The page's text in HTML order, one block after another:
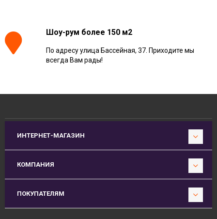
Шоу-рум более 150 м2
По адресу улица Бассейная, 37. Приходите мы
всегда Вам рады!
ИНТЕРНЕТ-МАГАЗИН
КОМПАНИЯ
ПОКУПАТЕЛЯМ